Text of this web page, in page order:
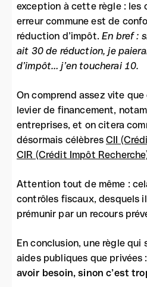
exception à cette règle : les
erreur commune est de
réduction d’impôt.En bref :
ait 30 de réduction, je
d’impôt… j’en toucherai 10.
On comprend assez vite
levier de financement,
entreprises, et on citera
désormais célèbresCII
CIR (Crédit Impôt
Attention tout de même :
contrôles fiscaux, desquels
prémunir par un recours
En conclusion, une règle qui
aides publiques que privées :
avoir besoin, sinon c’est